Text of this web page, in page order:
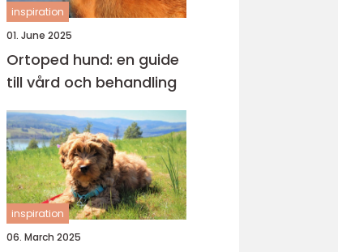
inspiration
01. June 2025
Ortoped hund: en guide
till vård och behandling
inspiration
06. March 2025